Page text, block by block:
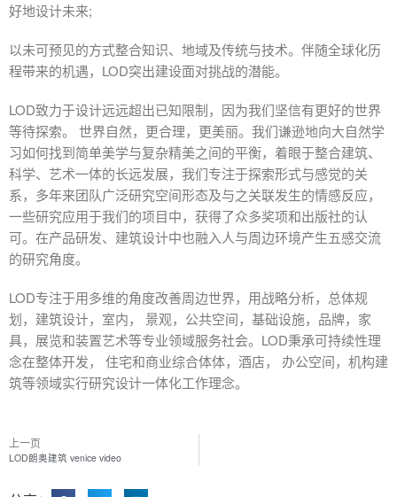
好地设计未来;
以未可预见的方式整合知识、地域及传统与技术。伴随全球化历
程带来的机遇，LOD突出建设面对挑战的潜能。
LOD致力于设计远远超出已知限制，因为我们坚信有更好的世界
等待探索。 世界自然，更合理，更美丽。我们谦逊地向大自然学
习如何找到简单美学与复杂精美之间的平衡，着眼于整合建筑、
科学、艺术一体的长远发展，我们专注于探索形式与感觉的关
系，多年来团队广泛研究空间形态及与之关联发生的情感反应，
一些研究应用于我们的项目中，获得了众多奖项和出版社的认
可。在产品研发、建筑设计中也融入人与周边环境产生五感交流
的研究角度。
LOD专注于用多维的角度改善周边世界，用战略分析，总体规
划，建筑设计，室内， 景观，公共空间，基础设施，品牌，家
具，展览和装置艺术等专业领域服务社会。LOD秉承可持续性理
念在整体开发， 住宅和商业综合体体，酒店， 办公空间，机构建
筑等领域实行研究设计一体化工作理念。
上一页
LOD朗奥建筑 venice video